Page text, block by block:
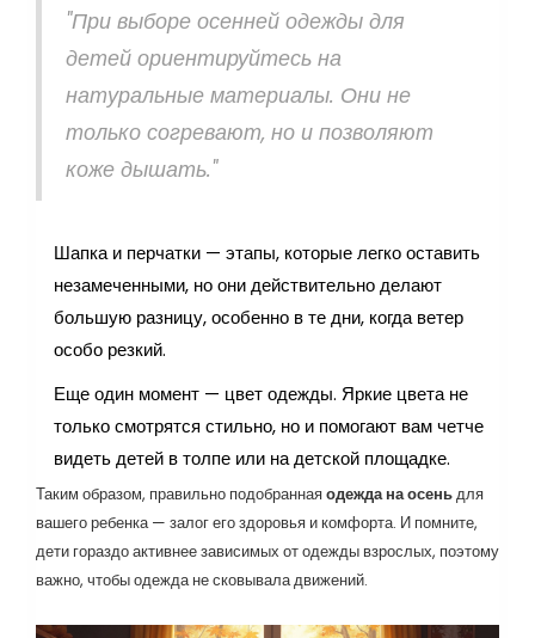
"При выборе осенней одежды для
детей ориентируйтесь на
натуральные материалы. Они не
только согревают, но и позволяют
коже дышать."
Шапка и перчатки — этапы, которые легко оставить
незамеченными, но они действительно делают
большую разницу, особенно в те дни, когда ветер
особо резкий.
Еще один момент — цвет одежды. Яркие цвета не
только смотрятся стильно, но и помогают вам четче
видеть детей в толпе или на детской площадке.
Таким образом, правильно подобраннаяодежда на осеньдля
вашего ребенка — залог его здоровья и комфорта. И помните,
дети гораздо активнее зависимых от одежды взрослых, поэтому
важно, чтобы одежда не сковывала движений.